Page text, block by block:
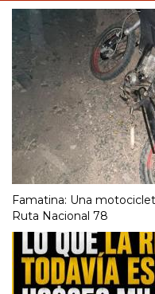
Famatina: Una
Ruta Nacional 78